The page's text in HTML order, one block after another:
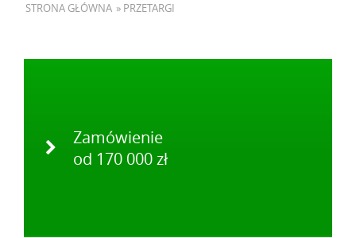
STRONA GŁÓWNA » PRZETARGI
Zamówienie
od 170 000 zł